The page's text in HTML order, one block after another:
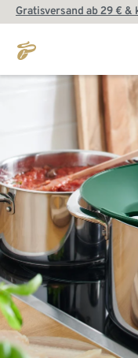
Gratisversand ab 29 € &